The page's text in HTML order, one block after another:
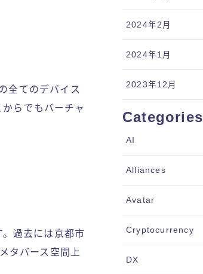
全てのデバイス
らでもバーチャ
過去には京都市
タバース空間上
2024年2月
2024年1月
2023年12月
Categories
AI
Alliances
Avatar
Cryptocurrency
DX